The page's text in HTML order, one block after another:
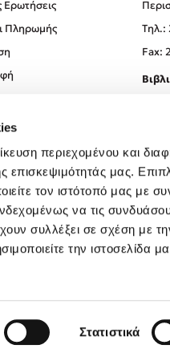
περιεχομένου και
επισκεψιμότητάς μας.
τον ιστότοπό μας με
να τις
συλλέξει σε σχέση με
την ιστοσελίδα
Στατιστικά
Ερωτήσεις
Πληρωμής
Tηλ.:
Fax:
Created by